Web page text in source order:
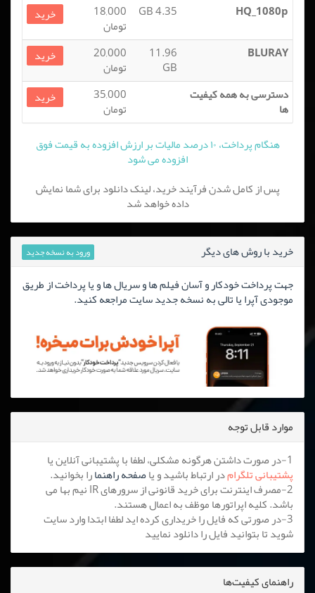
HQ_1080p
4.35 GB
18,000
تومان
خرید
BLURAY
11.96
GB
20,000
تومان
خرید
دسترسی به همه کیفیت
ها
35,000
تومان
خرید
هنگام پرداخت، ۱۰ درصد مالیات بر ارزش افزوده به قیمت فوق
افزوده می شود
پس از کامل شدن فرآیند خرید، لینک دانلود برای شما نمایش
داده خواهد شد
خرید با روش های دیگر ورود به نسخه جدید
جهت پرداخت خودکار و آسان فیلم ها و سریال ها و یا پرداخت از طریق
موجودی آپرا یا تالی به نسخه جدید سایت مراجعه کنید.
موارد قابل توجه
1-در صورت داشتن هرگونه مشکلی، لطفا با پشتیبانی آنلاین یا
پشتیبانی تلگرامدر ارتباط باشید و یاصفحه راهنمارا بخوانید.
2-مصرف اینترنت برای خرید قانونی از سرورهای IR نیم بها می
باشد. کلیه اپراتورها موظف به اعمال هستند.
3-در صورتی که فایل را خریداری کرده اید لطفا ابتدا وارد سایت
شوید تا بتوانید فایل را دانلود نمایید
راهنمای کیفیت‌ها